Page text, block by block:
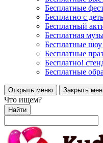
Бесплатные
Бесплатно с
Бесплатный
Бесплатная
Бесплатные
Бесплатные
Бесплатно!
Бесплатные
Открыть меню Закрыть
Что ищем?
Найти